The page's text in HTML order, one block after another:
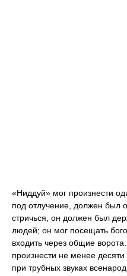
«Ниддуй» мог произнести
под отлучение, должен был
стричься, он должен был
людей; он мог посещать
входить через общие
произнести не менее
при трубных звуках